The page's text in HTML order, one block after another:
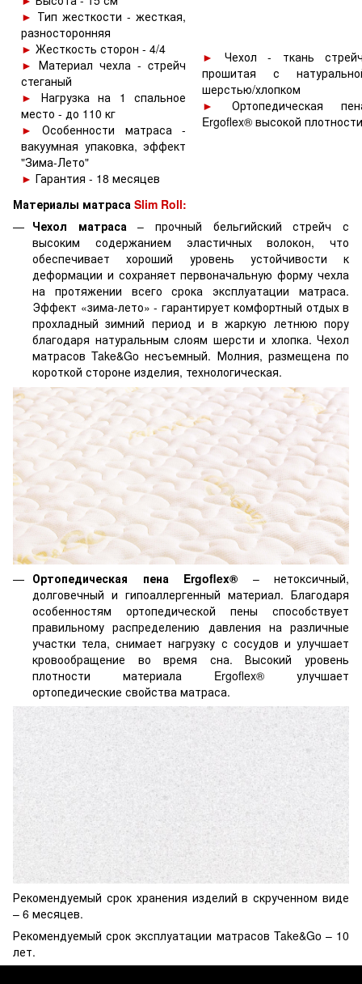
► Тип жесткости - жесткая,
разносторонняя
► Жесткость сторон - 4/4
► Материал чехла - cтрейч
стеганый
►
Нагрузка на 1 спальное
место - до 110 кг
►
Особенности матраса -
вакуумная упаковка, эффект
"Зима-Лето"
► Гарантия - 18 месяцев
► Чехол - ткань
прошитая с
шерстью/хлопком
► Ортопедическая
Ergoflex® высокой плотности
Материалы матраса Slim Roll:
Чехол матраса– прочный бельгийский стрейч с
высоким содержанием эластичных волокон, что
обеспечивает хороший уровень устойчивости к
деформации и сохраняет первоначальную форму чехла
на протяжении всего срока эксплуатации матраса.
Эффект «зима-лето» - гарантирует комфортный отдых в
прохладный зимний период и в жаркую летнюю пору
благодаря натуральным слоям шерсти и хлопка. Чехол
матрасов Take&Go несъемный. Молния, размещена по
короткой стороне изделия, технологическая.
Ортопедическая пена Ergoflex® – нетоксичный,
долговечный и гипоаллергенный материал. Благодаря
особенностям ортопедической пены способствует
правильному распределению давления на различные
участки тела, снимает нагрузку с сосудов и улучшает
кровообращение во время сна. Высокий уровень
плотности материала Ergoflex® улучшает
ортопедические свойства матраса.
Рекомендуемый срок хранения изделий в скрученном виде
– 6 месяцев.
Рекомендуемый срок эксплуатации матрасов Take&Go – 10
лет.